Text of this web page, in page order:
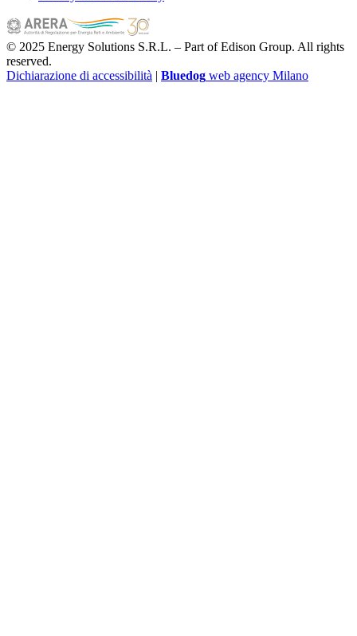
© 2025 Energy Solutions S.R.L. – Part of Edison Group. All rights
reserved.
Dichiarazione di accessibilità | Bluedog web agency Milano